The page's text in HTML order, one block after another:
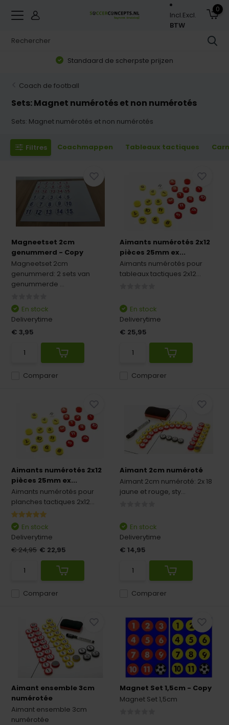
Incl.Excl.
BTW
0
Zorgvuldig geselecteerd assortiment
Coach de football
Sets: Magnet numérotés et non numérotés
Sets: Magnet numérotés et non numérotés
Filtres Coachmappen Tableaux tactiques
Magneetset 2cm
genummerd - Copy
Magneetset 2cm
genummerd: 2 sets van
genummerde ...
Comparer
En stock
Deliverytime
€ 3,95
Aimants numérotés 2x12
pièces 25mm ex...
Aimants numérotés pour
tableaux tactiques 2x12...
Comparer
En stock
Deliverytime
€ 25,95
Aimants numérotés 2x12
pièces 25mm ex...
Aimants numérotés pour
planches tactiques 2x12...
Comparer
En stock
Deliverytime
€ 24,95 € 22,95
Aimant 2cm numéroté
Aimant 2cm numéroté: 2x 18
jaune et rouge, sty...
Comparer
En stock
Deliverytime
€ 14,95
Aimant ensemble 3cm
numérotée
Aimant ensemble 3cm
numérotée
Magnet Set 1,5cm - Copy
Magnet Set 1,5cm